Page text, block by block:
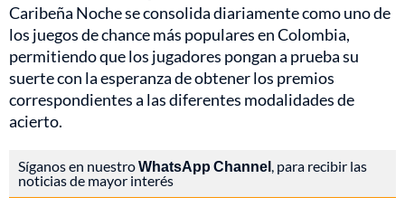
Caribeña Noche se consolida diariamente como uno de
los juegos de chance más populares en Colombia,
permitiendo que los jugadores pongan a prueba su
suerte con la esperanza de obtener los premios
correspondientes a las diferentes modalidades de
acierto.
Síganos en nuestroWhatsApp Channel, para recibir las
noticias de mayor interés